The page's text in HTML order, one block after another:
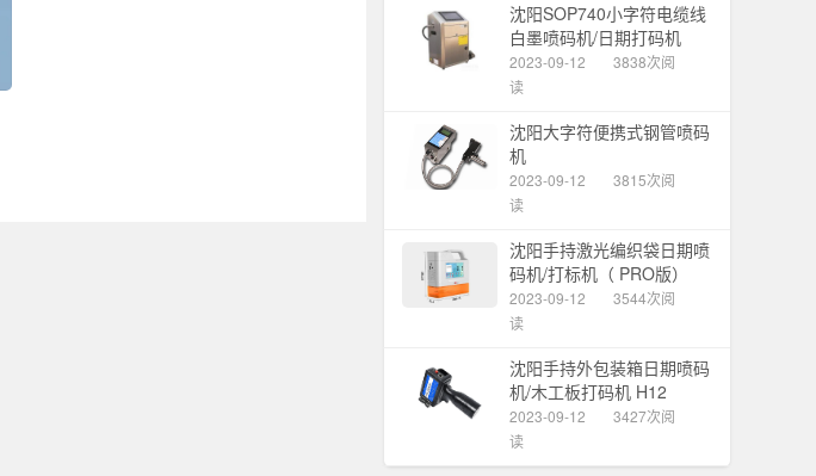
沈阳SOP740小字符电缆线
白墨喷码机/日期打码机
2023-09-12
3838次阅
读
沈阳大字符便携式钢管喷码
机
2023-09-12
3815次阅
读
沈阳手持激光编织袋日期喷
码机/打标机（ PRO版）
2023-09-12
3544次阅
读
沈阳手持外包装箱日期喷码
机/木工板打码机 H12
2023-09-12
3427次阅
读